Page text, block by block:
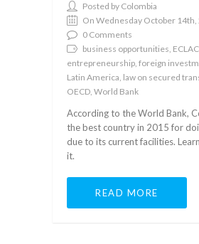
Posted by Colombia
On Wednesday October 14th,
0 Comments
business opportunities,
entrepreneurship, foreign
Latin America, law on secured
OECD, World Bank
According to the World Bank,
the best country in 2015 for
due to its current facilities.
it.
READ MORE